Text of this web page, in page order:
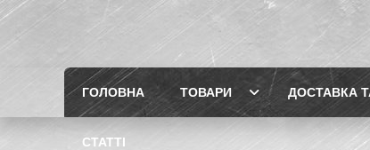
ГОЛОВНА ТОВАРИ ДОСТАВКА
СТАТТІ